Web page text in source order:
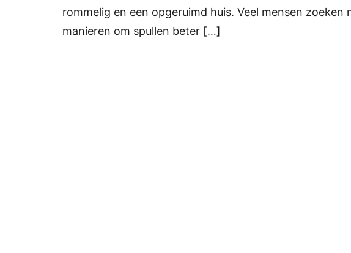
rommelig en een opgeruimd huis. Veel mensen zoeken
manieren om spullen beter […]